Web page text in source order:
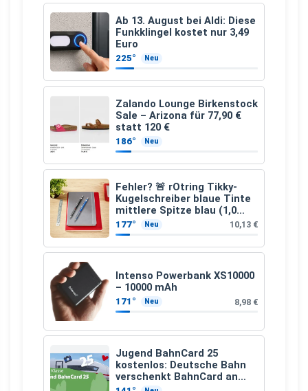
Ab 13. August bei Aldi: Diese
Funkklingel kostet nur 3,49
Euro
225° Neu
Zalando Lounge Birkenstock
Sale – Arizona für 77,90 €
statt 120 €
186° Neu
Fehler? 🚨 rOtring Tikky-
Kugelschreiber blaue Tinte
mittlere Spitze blau (1,0
mm – 12 Stück)
177° Neu 10,13 €
Intenso Powerbank XS10000
– 10000 mAh
171° Neu 8,98 €
Jugend BahnCard 25
kostenlos: Deutsche Bahn
verschenkt BahnCard an
Kinder und Jugendliche